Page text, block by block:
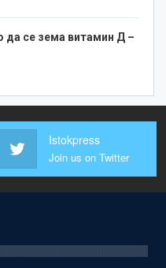
да се зема витамин Д –
Istokpress
Join us on Twitter